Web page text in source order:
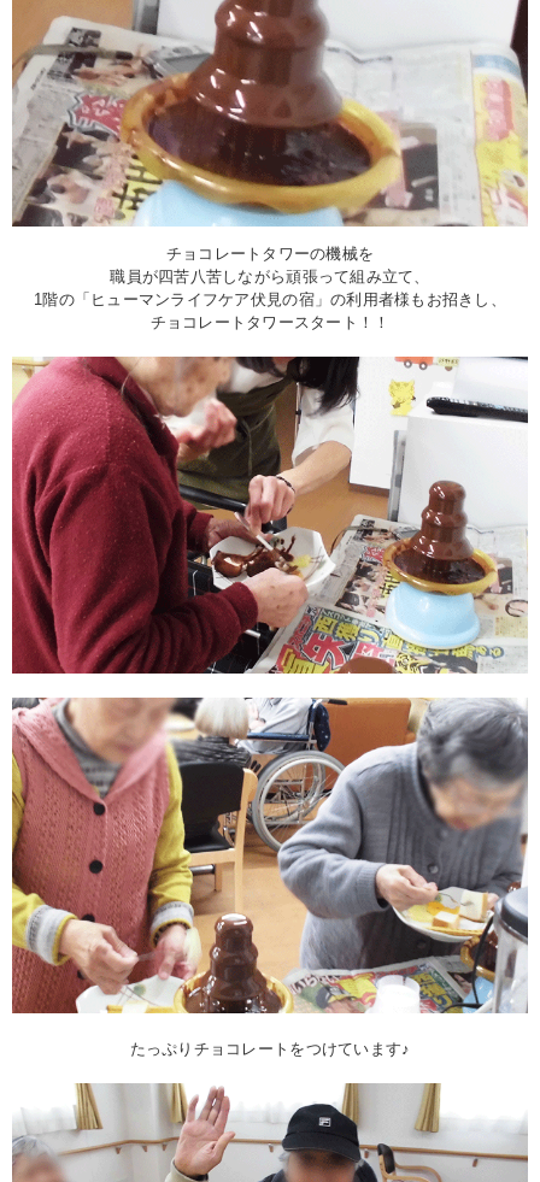
チョコレートタワーの機械を
職員が四苦八苦しながら頑張って組み立て、
1階の「ヒューマンライフケア伏見の宿」の利用者様もお招きし、
チョコレートタワースタート！！
たっぷりチョコレートをつけています♪